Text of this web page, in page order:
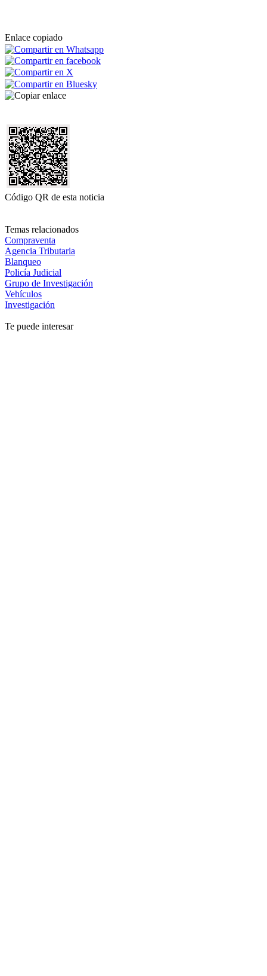
Enlace copiado
Código QR de esta noticia
Temas relacionados
Compraventa
Agencia Tributaria
Blanqueo
Policía Judicial
Grupo de Investigación
Vehículos
Investigación
Te puede interesar